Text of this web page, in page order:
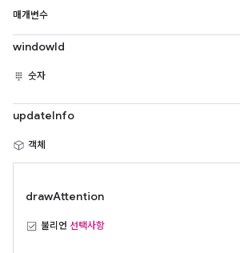
매개변수
windowId
숫자
updateInfo
객체
drawAttention
불리언 선택사항